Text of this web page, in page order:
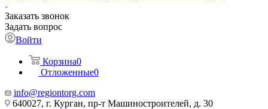
Заказать звонок
Задать вопрос
Войти
Корзина0
Отложенные0
info@regiontorg.com
640027, г. Курган, пр-т Машиностроителей, д. 30